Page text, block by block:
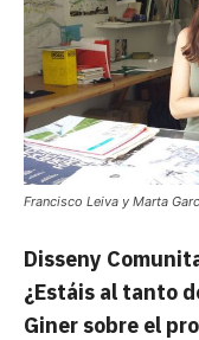
Francisco Leiva y Marta
Disseny
¿Estáis al tanto
Giner sobre el